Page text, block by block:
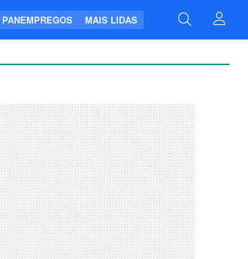
PANEMPREGOS MAIS LIDAS